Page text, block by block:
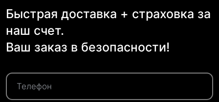
Быстрая доставка + страховка за
наш счет.
Ваш заказ в безопасности!